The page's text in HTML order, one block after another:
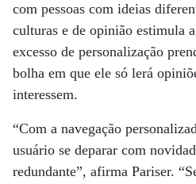
com pessoas com ideias
culturas e de opinião estimula
excesso de personalização
bolha em que ele só lerá
interessem.
“Com a navegação
usuário se deparar com
redundante”, afirma Pariser.